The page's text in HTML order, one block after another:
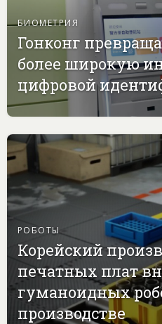
БИОМЕТРИЯ
Гонконг
более широкую
цифровой
РОБОТЫ
Корейский
печатных плат
гуманоидных
производстве